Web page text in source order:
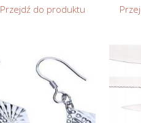
Przejdź do produktu